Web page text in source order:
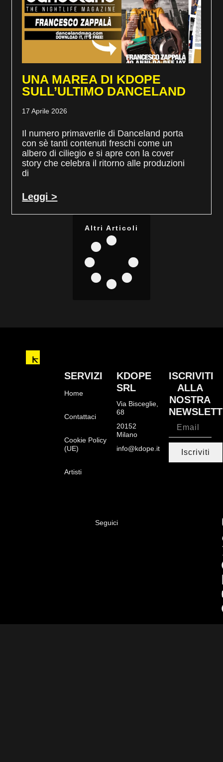
UNA MAREA DI KDOPE
SULL’ULTIMO DANCELAND
17 Aprile 2026
Il numero primaverile di Danceland porta
con sè tanti contenuti freschi come un
albero di ciliegio e si apre con la cover
story che celebra il ritorno alle produzioni
di
Leggi >
Altri Articoli
SERVIZI
Home
Contattaci
Cookie Policy
(UE)
Artisti
KDOPE
SRL
Via Bisceglie,
68
20152
Milano
info@kdope.it
ISCRIVITI
ALLA
NOSTRA
Iscriviti
Seguici